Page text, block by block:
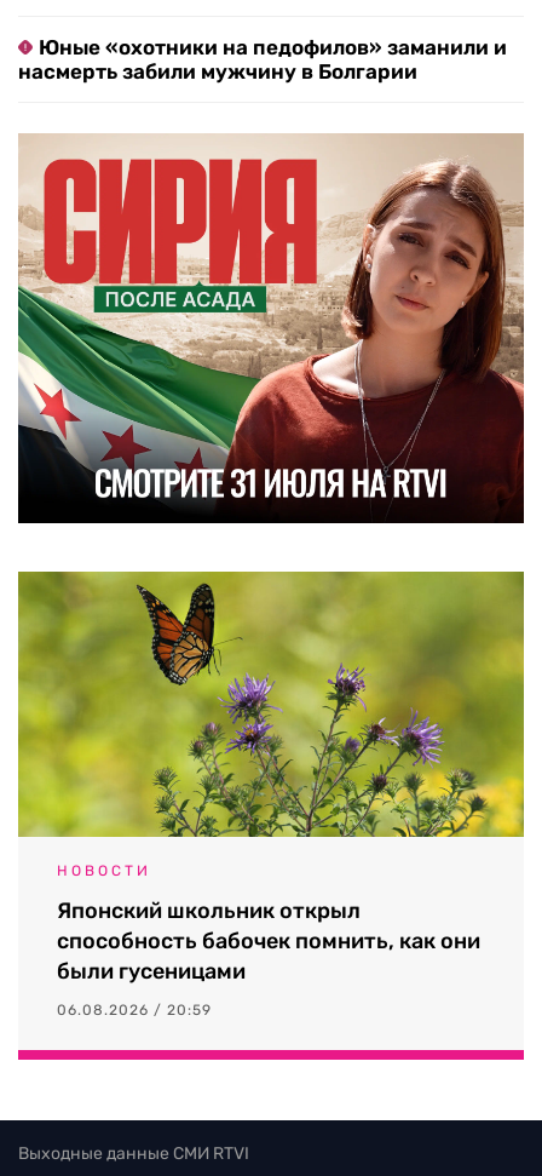
Юные «охотники на педофилов» заманили и
насмерть забили мужчину в Болгарии
НОВОСТИ
Японский школьник открыл
способность бабочек помнить, как они
были гусеницами
06.08.2026 / 20:59
Выходные данные СМИ RTVI